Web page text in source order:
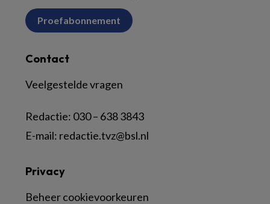
Proefabonnement
Contact
Veelgestelde vragen
Redactie: 030 – 638 3843
E-mail: redactie.tvz@bsl.nl
Privacy
Beheer cookievoorkeuren